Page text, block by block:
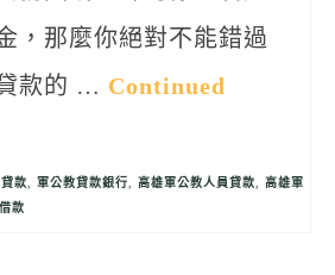
，那麼你絕對不能錯過
款的 … Continued
款, 軍公教貸款銀行, 高雄軍公教人員貸款, 高雄軍
款